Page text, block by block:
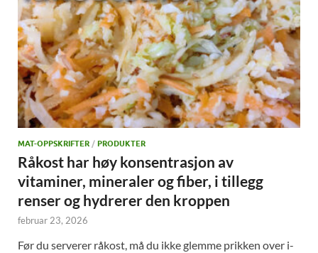
MAT-OPPSKRIFTER / PRODUKTER
Råkost har høy konsentrasjon av
vitaminer, mineraler og fiber, i tillegg
renser og hydrerer den kroppen
februar 23, 2026
Før du serverer råkost, må du ikke glemme prikken over i-